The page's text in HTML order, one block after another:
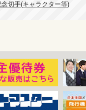
切手(キャラクター等)